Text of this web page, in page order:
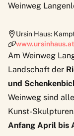
Weinweg
Ursin Haus:
www.ursinhaus.at
Am Weinweg
Landschaft der
und
Weinweg sind
Kunst-
Anfang April bis